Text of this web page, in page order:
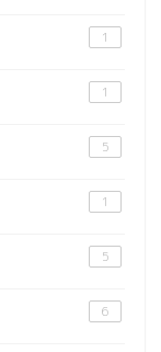
1
1
5
1
5
6